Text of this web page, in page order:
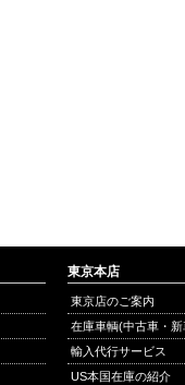
東京本店
東京店のご案内
在庫車輌(中古車・
輸入代行サービス
US本国在庫の紹介